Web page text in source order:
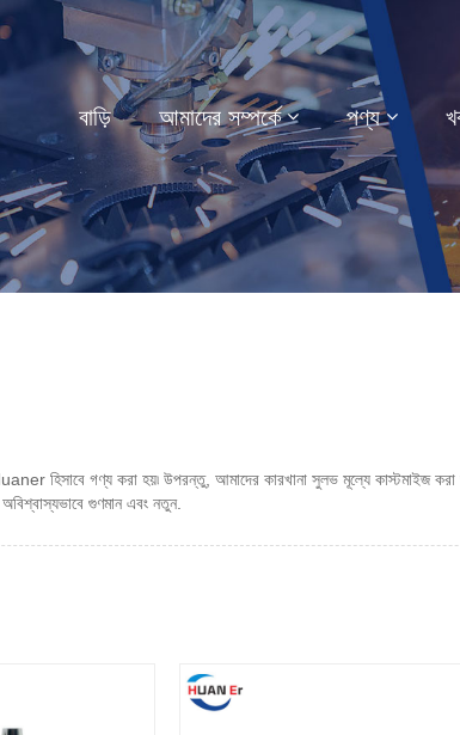
বাড়ি আমাদের সম্পর্কে পণ্য
হিসাবে গণ্য করা হয়৷ উপরন্তু, আমাদের কারখানা সুলভ মূল্যে কাস্টমাইজ
গুণমান এবং নতুন.